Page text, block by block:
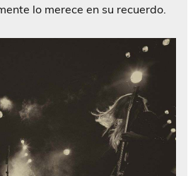
lo merece en su recuerdo.